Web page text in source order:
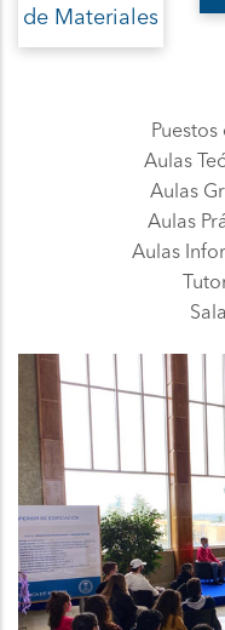
de Materiales
Aulas
Aulas
Aulas
Aulas